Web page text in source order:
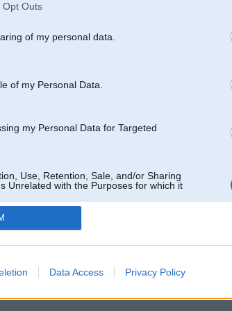
Opt Outs
of my personal data.
of my Personal Data.
my Personal Data for Targeted
Use, Retention, Sale, and/or Sharing
Unrelated with the Purposes for which it
Data Access Privacy Policy